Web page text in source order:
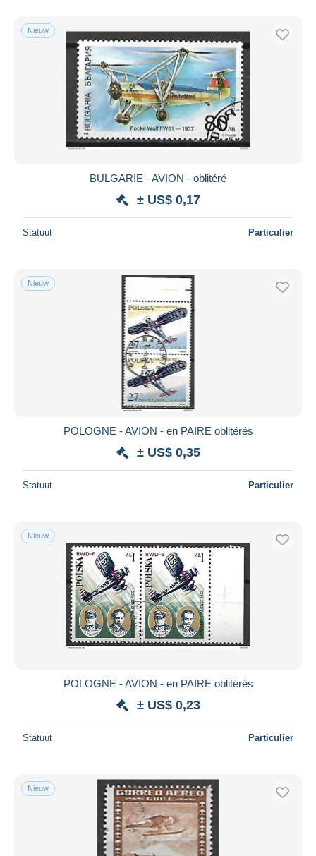
Nieuw
BULGARIE - AVION - oblitéré
± US$ 0,17
Statuut Particulier
Nieuw
POLOGNE - AVION - en PAIRE oblitérés
± US$ 0,35
Statuut Particulier
Nieuw
POLOGNE - AVION - en PAIRE oblitérés
± US$ 0,23
Statuut Particulier
Nieuw